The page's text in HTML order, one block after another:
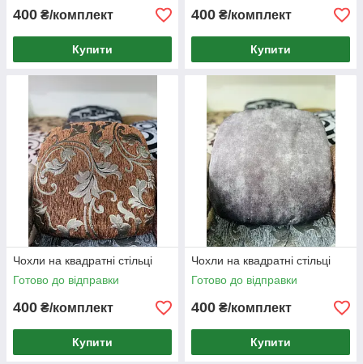
400 ₴/комплект
Купити
400 ₴/комплект
Купити
Чохли на квадратні стільці
Готово до відправки
400 ₴/комплект
Купити
Чохли на квадратні стільці
Готово до відправки
400 ₴/комплект
Купити